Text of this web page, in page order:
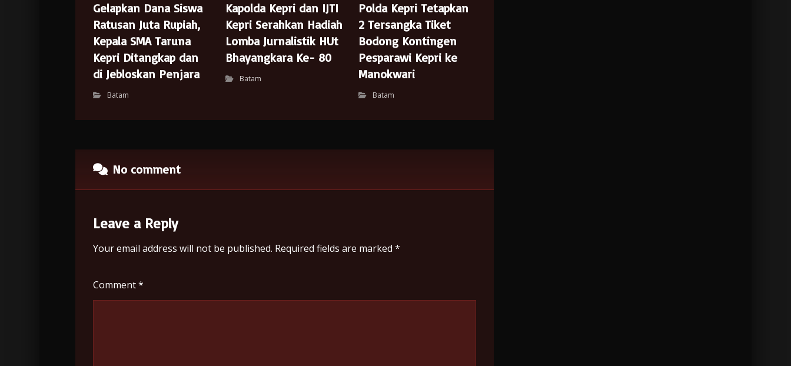
Gelapkan Dana Siswa
Ratusan Juta Rupiah,
Kepala SMA Taruna
Kepri Ditangkap dan
di Jebloskan Penjara
Batam
Kapolda Kepri dan IJTI
Kepri Serahkan Hadiah
Lomba Jurnalistik HUt
Bhayangkara Ke- 80
Batam
Polda Kepri Tetapkan
2 Tersangka Tiket
Bodong Kontingen
Pesparawi Kepri ke
Manokwari
Batam
No comment
Leave a Reply
Your email address will not be published. Required fields are marked *
Comment*